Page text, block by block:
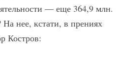
— еще 364,9 млн.
На нее, кстати, в прениях
Костров: